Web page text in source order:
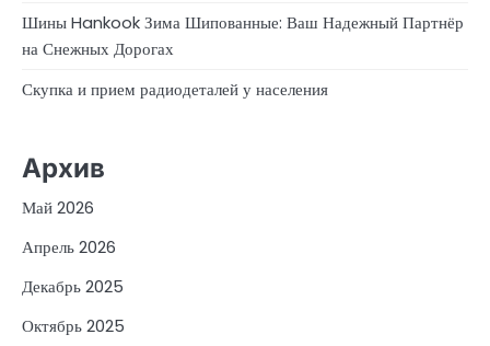
Шины Hankook Зима Шипованные: Ваш Надежный Партнёр
на Снежных Дорогах
Скупка и прием радиодеталей у населения
Архив
Май 2026
Апрель 2026
Декабрь 2025
Октябрь 2025